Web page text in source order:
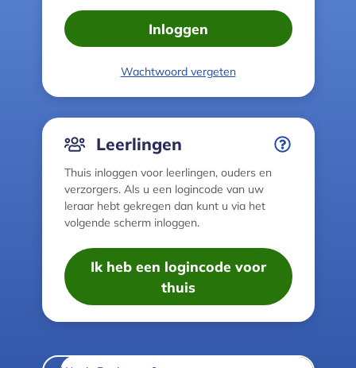
Inloggen
Wachtwoord vergeten
Leerlingen
Thuis inloggen voor leerlingen, ouders en
verzorgers. Als u een logincode van uw
leraar hebt gekregen dan kunt u via het
volgende scherm inloggen.
Ik heb een logincode voor
thuis